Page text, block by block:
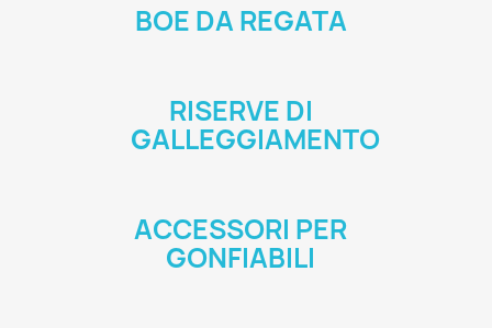
BOE DA REGATA
RISERVE DI
GALLEGGIAMENTO
ACCESSORI PER
GONFIABILI